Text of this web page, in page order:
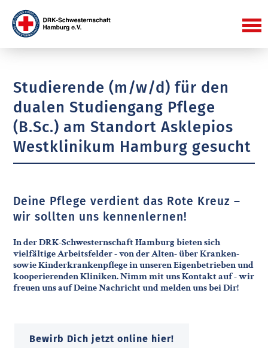
Studierende (m/w/d) für den
dualen Studiengang Pflege
(B.Sc.) am Standort Asklepios
Westklinikum Hamburg gesucht
Deine Pflege verdient das Rote Kreuz –
wir sollten uns kennenlernen!
In der DRK-Schwesternschaft Hamburg bieten sich
vielfältige Arbeitsfelder - von der Alten- über Kranken-
sowie Kinderkrankenpflege in unseren Eigenbetrieben und
kooperierenden Kliniken. Nimm mit uns Kontakt auf - wir
freuen uns auf Deine Nachricht und melden uns bei Dir!
Bewirb Dich jetzt online hier!